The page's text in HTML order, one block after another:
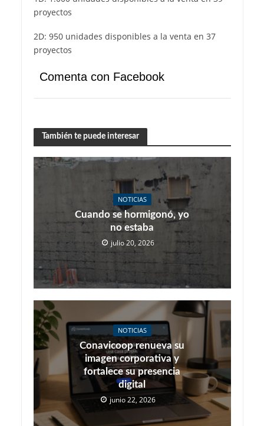
proyectos
2D: 950 unidades disponibles a la venta en 37
proyectos
Comenta con Facebook
También te puede interesar
NOTICIAS
Cuando se hormigonó, yo
no estaba
julio 20, 2026
NOTICIAS
Conavicoop renueva su
imagen corporativa y
fortalece su presencia
digital
junio 22, 2026